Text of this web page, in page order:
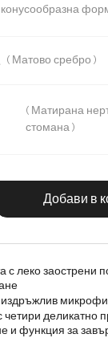
Мека
( Матово сребро )
( Матирана неръждаема
стомана )
стомана
Добави в
с леко заострени
издръжлив
деликатно
и функция за